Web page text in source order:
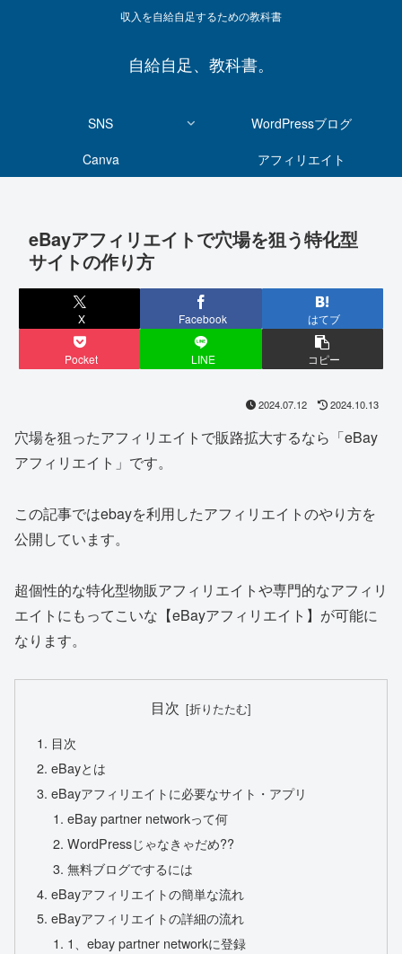
収入を自給自足するための教科書
自給自足、教科書。
SNS
WordPressブログ
Canva
アフィリエイト
eBayアフィリエイトで穴場を狙う特化型
サイトの作り方
X Facebook はてブ
Pocket LINE コピー
2024.07.12 2024.10.13
穴場を狙ったアフィリエイトで販路拡大するなら「eBay
アフィリエイト」です。
この記事ではebayを利用したアフィリエイトのやり方を
公開しています。
超個性的な特化型物販アフィリエイトや専門的なアフィリ
エイトにもってこいな【eBayアフィリエイト】が可能に
なります。
目次
目次
eBayとは
eBayアフィリエイトに必要なサイト・アプリ
eBay partner networkって何
WordPressじゃなきゃだめ??
無料ブログでするには
eBayアフィリエイトの簡単な流れ
eBayアフィリエイトの詳細の流れ
1、ebay partner networkに登録